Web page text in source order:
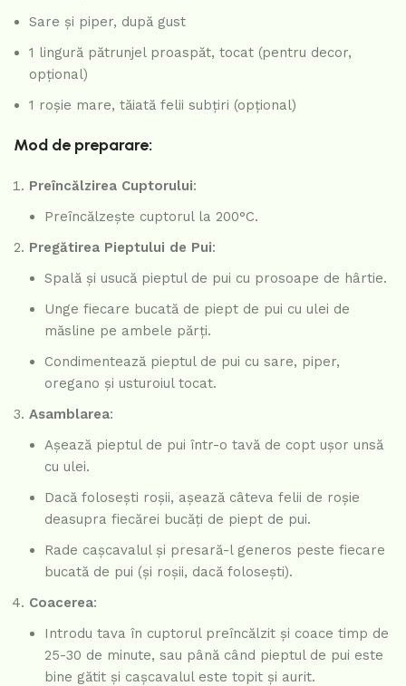
Sare și piper, după gust
1 lingură pătrunjel proaspăt, tocat (pentru decor,
opțional)
1 roșie mare, tăiată felii subțiri (opțional)
Mod de preparare:
Preîncălzirea Cuptorului:
Preîncălzește cuptorul la 200°C.
Pregătirea Pieptului de Pui:
Spală și usucă pieptul de pui cu prosoape de hârtie.
Unge fiecare bucată de piept de pui cu ulei de
măsline pe ambele părți.
Condimentează pieptul de pui cu sare, piper,
oregano și usturoiul tocat.
Asamblarea:
Așează pieptul de pui într-o tavă de copt ușor unsă
cu ulei.
Dacă folosești roșii, așează câteva felii de roșie
deasupra fiecărei bucăți de piept de pui.
Rade cașcavalul și presară-l generos peste fiecare
bucată de pui (și roșii, dacă folosești).
Coacerea:
Introdu tava în cuptorul preîncălzit și coace timp de
25-30 de minute, sau până când pieptul de pui este
bine gătit și cașcavalul este topit și aurit.